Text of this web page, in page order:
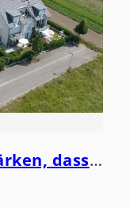
Es gehört zu unseren Stärken, dass Sie schwach werden.